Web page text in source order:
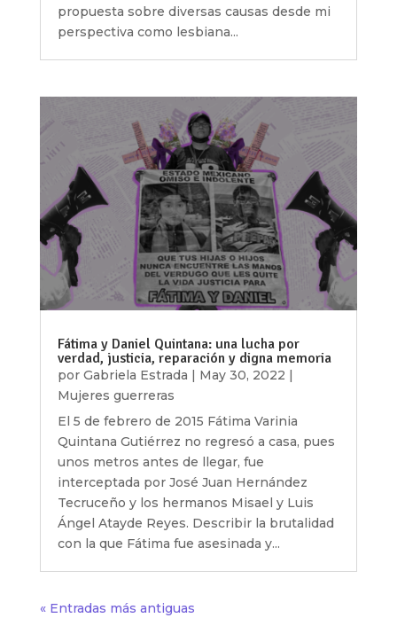
propuesta sobre diversas causas desde mi
perspectiva como lesbiana...
Fátima y Daniel Quintana: una lucha por
verdad, justicia, reparación y digna memoria
por Gabriela Estrada | May 30, 2022 |
Mujeres guerreras
El 5 de febrero de 2015 Fátima Varinia
Quintana Gutiérrez no regresó a casa, pues
unos metros antes de llegar, fue
interceptada por José Juan Hernández
Tecruceño y los hermanos Misael y Luis
Ángel Atayde Reyes. Describir la brutalidad
con la que Fátima fue asesinada y...
« Entradas más antiguas